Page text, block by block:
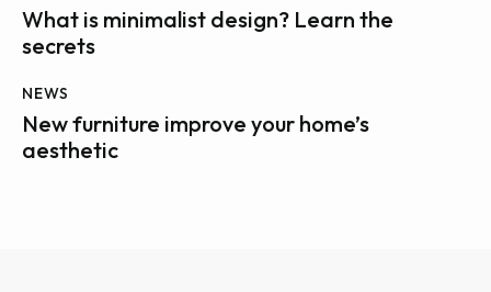
What is minimalist design? Learn the
secrets
NEWS
New furniture improve your home’s
aesthetic